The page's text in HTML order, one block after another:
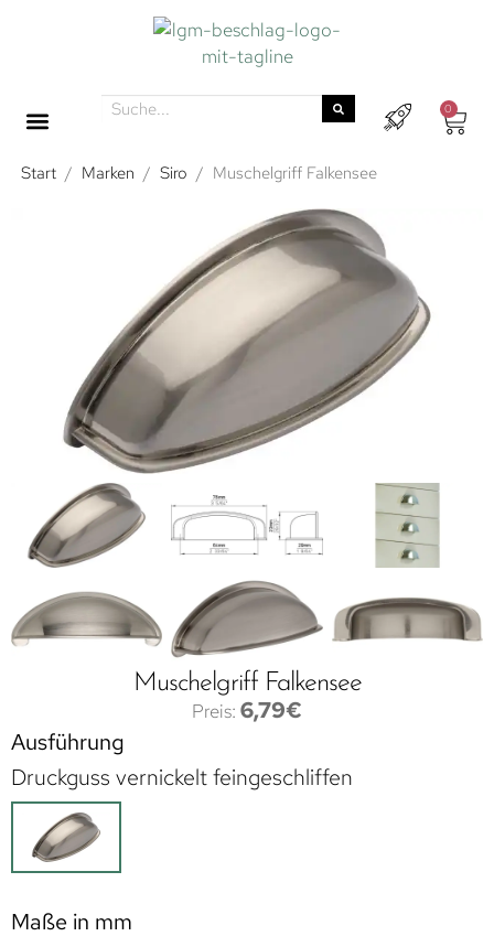
0
Start / Marken / Siro / Muschelgriff Falkensee
Muschelgriff Falkensee
6,79€
Ausführung
Druckguss vernickelt feingeschliffen
Maße in mm